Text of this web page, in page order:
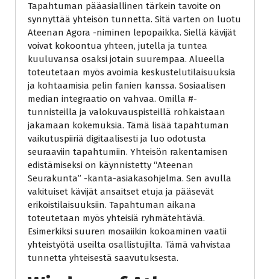
Tapahtuman pääasiallinen tärkein tavoite on
synnyttää yhteisön tunnetta. Sitä varten on luotu
Ateenan Agora -niminen lepopaikka. Siellä kävijät
voivat kokoontua yhteen, jutella ja tuntea
kuuluvansa osaksi jotain suurempaa. Alueella
toteutetaan myös avoimia keskustelutilaisuuksia
ja kohtaamisia pelin fanien kanssa. Sosiaalisen
median integraatio on vahvaa. Omilla #-
tunnisteilla ja valokuvauspisteillä rohkaistaan
jakamaan kokemuksia. Tämä lisää tapahtuman
vaikutuspiiriä digitaalisesti ja luo odotusta
seuraaviin tapahtumiin. Yhteisön rakentamisen
edistämiseksi on käynnistetty “Ateenan
Seurakunta” -kanta-asiakasohjelma. Sen avulla
vakituiset kävijät ansaitset etuja ja pääsevät
erikoistilaisuuksiin. Tapahtuman aikana
toteutetaan myös yhteisiä ryhmätehtäviä.
Esimerkiksi suuren mosaiikin kokoaminen vaatii
yhteistyötä useilta osallistujilta. Tämä vahvistaa
tunnetta yhteisestä saavutuksesta.